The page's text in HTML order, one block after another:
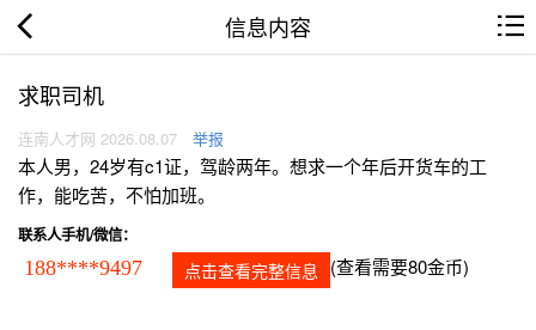
信息内容
求职司机
连南人才网 2026.08.07 举报
本人男，24岁有c1证，驾龄两年。想求一个年后开货车的工
作，能吃苦，不怕加班。
联系人手机/微信：
188****9497 点击查看完整信息 (查看需要80金币)